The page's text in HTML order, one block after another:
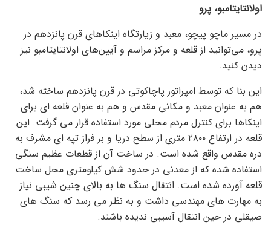
اولانتایتامبو، پرو
در مسیر ماچو پیچو، معبد و زیارتگاه اینکاهای قرن پانزدهم در
پرو، می‌توانید از قلعه و مرکز مراسم و آیین‌های اولانتایتامبو نیز
دیدن کنید.
این بنا که توسط امپراتور پاچاکوتی در قرن پانزدهم ساخته شد،
هم به عنوان معبد و مکانی مقدس و هم به عنوان قلعه ای برای
اینکاها برای کنترل مردم محلی مورد استفاده قرار می گرفت. این
قلعه در ارتفاع ۲۸۰۰ متری از سطح دریا و بر فراز تپه ای مشرف به
دره مقدس واقع شده است. در ساخت آن از قطعات عظیم سنگی
استفاده شده که از معدنی در حدود شش کیلومتری محل ساخت
قلعه آورده شده است. انتقال سنگ ها به بالای چنین شیبی نیاز
به مهارت های مهندسی داشت و به نظر می رسد که سنگ های
صیقلی در حین انتقال آسیبی ندیده باشند.